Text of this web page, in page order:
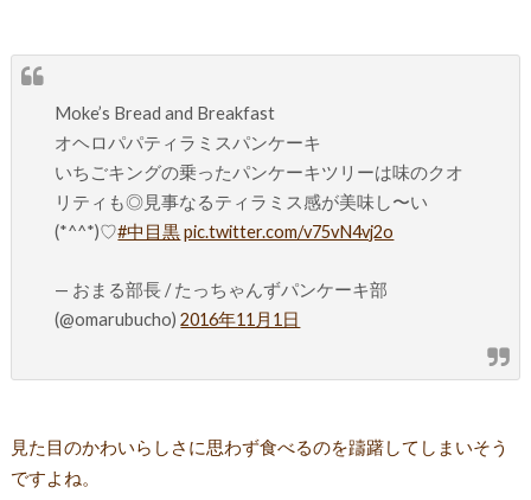
Moke’s Bread and Breakfast
オヘロパパティラミスパンケーキ
いちごキングの乗ったパンケーキツリーは味のクオ
リティも◎見事なるティラミス感が美味し〜い
(*^^*)♡#中目黒 pic.twitter.com/v75vN4vj2o
— おまる部長 / たっちゃんずパンケーキ部
(@omarubucho)2016年11月1日
見た目のかわいらしさに思わず食べるのを躊躇してしまいそう
ですよね。